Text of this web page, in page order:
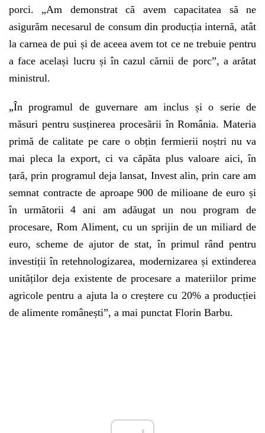
porci. „Am demonstrat că avem capacitatea să ne
asigurăm necesarul de consum din producția internă, atât
la carnea de pui și de aceea avem tot ce ne trebuie pentru
a face același lucru și în cazul cărnii de porc”, a arătat
ministrul.
„În programul de guvernare am inclus și o serie de
măsuri pentru susținerea procesării în România. Materia
primă de calitate pe care o obțin fermierii noștri nu va
mai pleca la export, ci va căpăta plus valoare aici, în
țară, prin programul deja lansat, Invest alin, prin care am
semnat contracte de aproape 900 de milioane de euro și
în următorii 4 ani am adăugat un nou program de
procesare, Rom Aliment, cu un sprijin de un miliard de
euro, scheme de ajutor de stat, în primul rând pentru
investiții în retehnologizarea, modernizarea și extinderea
unităților deja existente de procesare a materiilor prime
agricole pentru a ajuta la o creștere cu 20% a producției
de alimente românești”, a mai punctat Florin Barbu.